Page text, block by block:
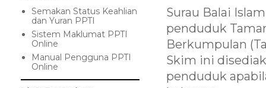
Surau Balai
penduduk
Berkumpulan
Skim ini
penduduk
Semakan Status Keahlian
dan Yuran PPTI
Sistem Maklumat PPTI
Online
Manual Pengguna PPTI
Online